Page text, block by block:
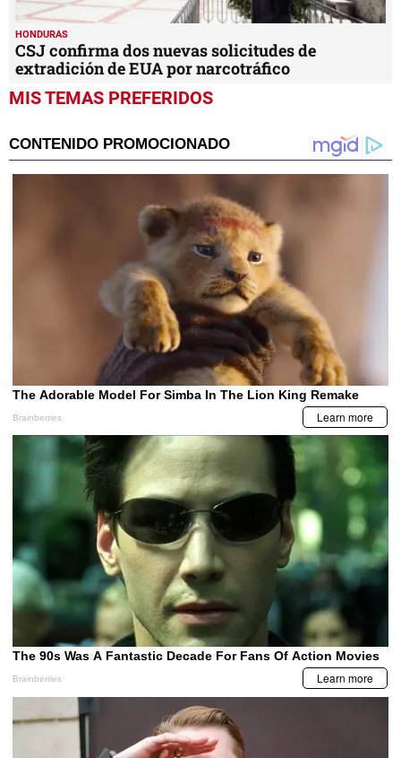
HONDURAS
CSJ confirma dos nuevas solicitudes de
extradición de EUA por narcotráfico
MIS TEMAS PREFERIDOS